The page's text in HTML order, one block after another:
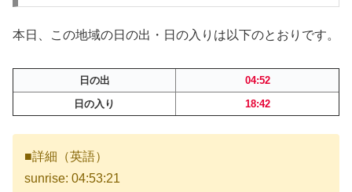
本日、この地域の日の出・日の入りは以下のとおりです。
日の出
04:52
日の入り
18:42
■詳細（英語）
sunrise: 04:53:21